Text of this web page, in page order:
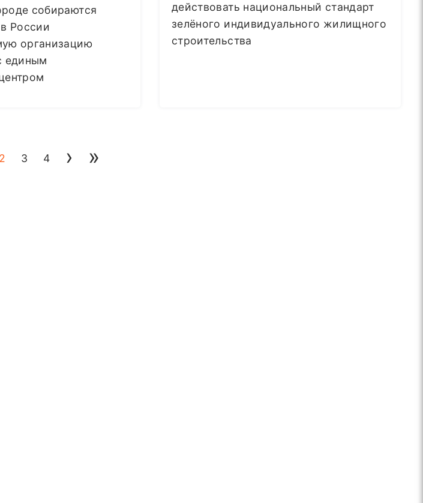
собираются
России
организацию
единым
действовать национальный стандарт
зелёного индивидуального жилищного
строительства
2 3 4 › »